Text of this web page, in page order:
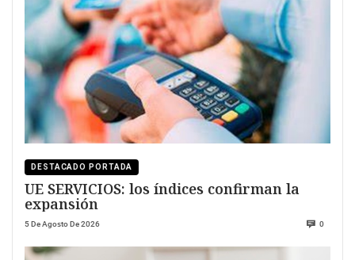
DESTACADO PORTADA
UE SERVICIOS: los índices confirman la
expansión
5 De Agosto De 2026 0